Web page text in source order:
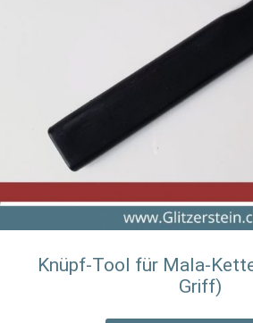
Knüpf-Tool für Mala-
Griff)